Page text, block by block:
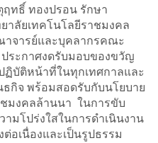
ทธิ์ ทองปรอน รักษา
าลัยเทคโนโลยีราชมงคล
จารย์และบุคลากรคณะ
ระกาศงดรับมอบของขวัญ
บัติหน้าที่ในทุกเทศกาลและ
กิจ พร้อมสอดรับกับนโยบาย
มงคลล้านนา ในการขับ
มโปร่งใสในการดำเนินงาน
อเนื่องและเป็นรูปธรรม